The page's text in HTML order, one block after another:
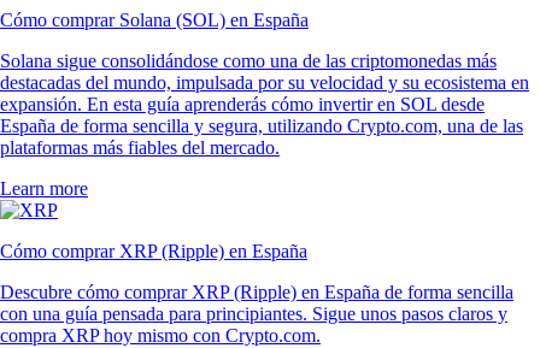
Cómo comprar Solana (SOL) en España
Solana sigue consolidándose como una de las criptomonedas más
destacadas del mundo, impulsada por su velocidad y su ecosistema en
expansión. En esta guía aprenderás cómo invertir en SOL desde
España de forma sencilla y segura, utilizando Crypto.com, una de las
plataformas más fiables del mercado.
Learn more
Cómo comprar XRP (Ripple) en España
Descubre cómo comprar XRP (Ripple) en España de forma sencilla
con una guía pensada para principiantes. Sigue unos pasos claros y
compra XRP hoy mismo con Crypto.com.